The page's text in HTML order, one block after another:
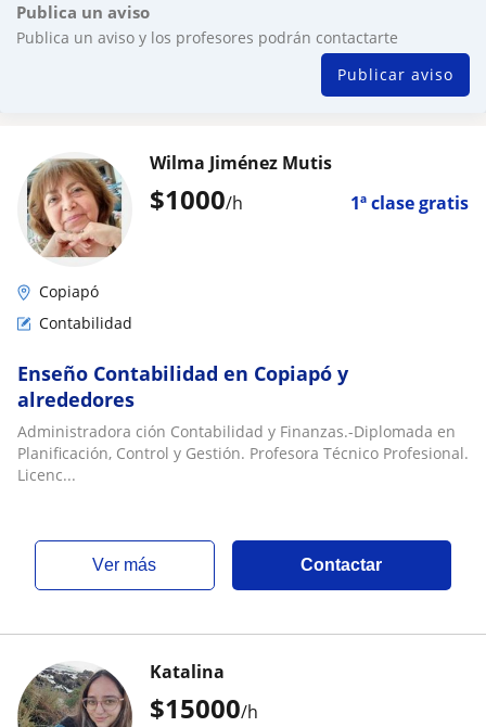
Publica un aviso
Publica un aviso y los profesores podrán contactarte
Publicar aviso
$1000/h 1ª clase gratis
Wilma Jiménez Mutis
Copiapó
Contabilidad
Enseño Contabilidad en Copiapó y
alrededores
Administradora ción Contabilidad y Finanzas.-Diplomada en
Planificación, Control y Gestión. Profesora Técnico Profesional.
Licenc...
ver más Contactar
$15000/h
Katalina